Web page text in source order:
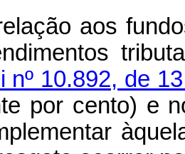
aos
nº 10.892, de
por cento) e